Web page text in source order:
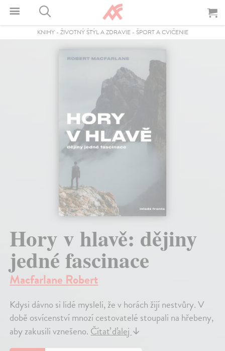
KNIHY- ŽIVOTNÝ ŠTÝL A ZDRAVIE- ŠPORT A CVIČENIE
Hory v hlavě: dějiny
jedné fascinace
Macfarlane Robert
Kdysi dávno si lidé mysleli, že v horách žijí nestvůry. V
době osvícenství mnozí cestovatelé stoupali na hřebeny,
aby zakusili vznešeno.Čítať ďalej↓